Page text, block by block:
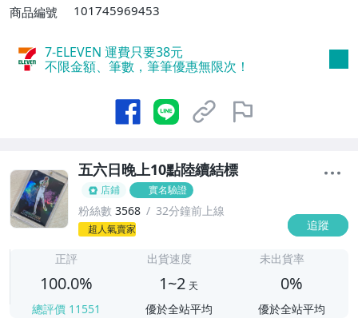
商品編號
101745969453
7-ELEVEN 運費只要38元
不限金額、筆數，筆筆優惠無限次！
五六日晚上10點陸續結標
店鋪 實名驗證
粉絲數 3568 32分鐘前上線
超人氣賣家 追蹤
正評
100.0%
總評價 11551
出貨速度
1~2 天
優於全站平均
未出貨率
0%
優於全站平均